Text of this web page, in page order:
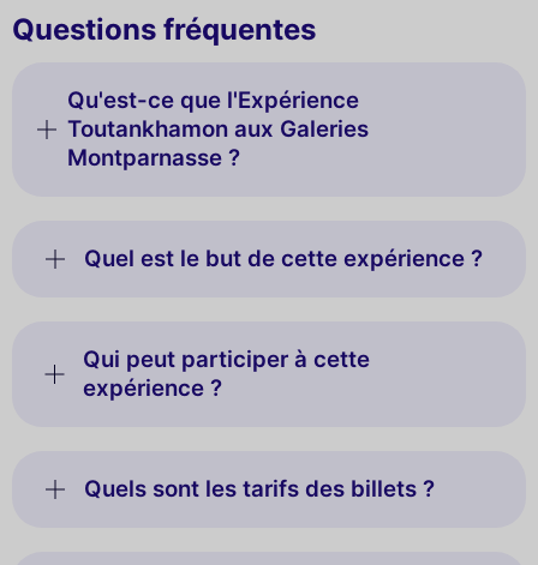
Questions fréquentes
Qu'est-ce que l'Expérience
Toutankhamon aux Galeries
Montparnasse ?
Quel est le but de cette expérience ?
Qui peut participer à cette
expérience ?
Quels sont les tarifs des billets ?